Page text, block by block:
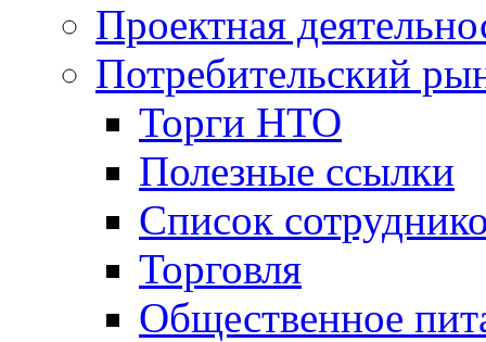
Проектная
Потребительский
Торги НТО
Полезные ссылки
Список
Торговля
Общественное